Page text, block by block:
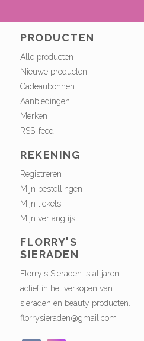
PRODUCTEN
Alle producten
Nieuwe producten
Cadeaubonnen
Aanbiedingen
Merken
RSS-feed
REKENING
Registreren
Mijn bestellingen
Mijn tickets
Mijn verlanglijst
FLORRY'S
SIERADEN
Florry's Sieraden is al jaren
actief in het verkopen van
sieraden en beauty producten.
florrysieraden@gmail.com